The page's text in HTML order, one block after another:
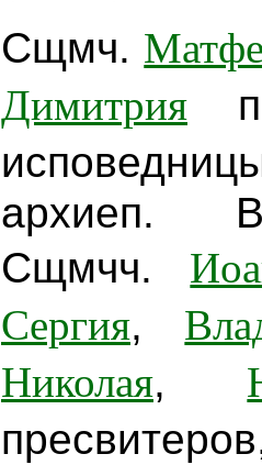
Сщмч.
Димитрия
архиеп.
Сщмчч.
Сергия,
Николая,